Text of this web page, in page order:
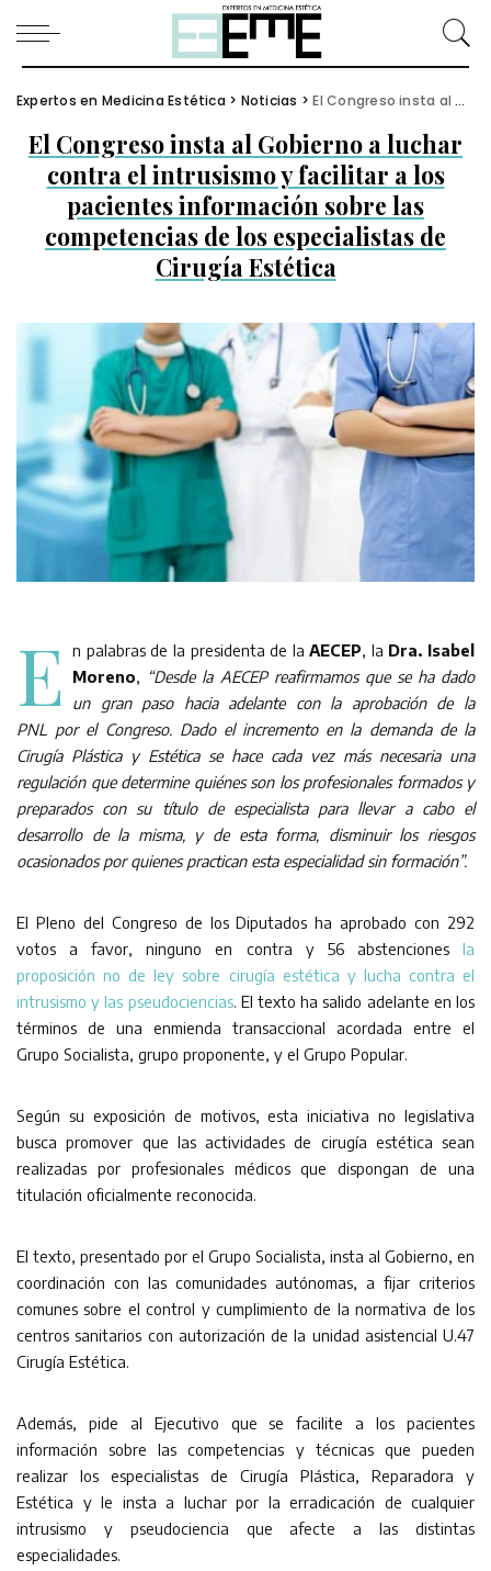
Expertos en Medicina Estética > Noticias >El Congreso insta al Gobierno a luchar contra el intrusismo y facilitar a los pacientes información sobre las competencias de los especialistas de Cirugía Estética
El Congreso insta al Gobierno a luchar
contra el intrusismo y facilitar a los
pacientes información sobre las
competencias de los especialistas de
Cirugía Estética
E n palabras de la presidenta de laAECEP, la Dra. Isabel
Moreno, “Desde la AECEP reafirmamos que se ha dado
un gran paso hacia adelante con la aprobación de la
PNL por el Congreso. Dado el incremento en la demanda de la
Cirugía Plástica y Estética se hace cada vez más necesaria una
regulación que determine quiénes son los profesionales formados y
preparados con su título de especialista para llevar a cabo el
desarrollo de la misma, y de esta forma, disminuir los riesgos
ocasionados por quienes practican esta especialidad sin formación”.
El Pleno del Congreso de los Diputados ha aprobado con 292
votos a favor, ninguno en contra y 56 abstencionesla
proposición no de ley sobre cirugía estética y lucha contra el
intrusismo y las pseudociencias. El texto ha salido adelante en los
términos de una enmienda transaccional acordada entre el
Grupo Socialista, grupo proponente, y el Grupo Popular.
Según su exposición de motivos, esta iniciativa no legislativa
busca promover que las actividades de cirugía estética sean
realizadas por profesionales médicos que dispongan de una
titulación oficialmente reconocida.
El texto, presentado por el Grupo Socialista, insta al Gobierno, en
coordinación con las comunidades autónomas, a fijar criterios
comunes sobre el control y cumplimiento de la normativa de los
centros sanitarios con autorización de la unidad asistencial U.47
Cirugía Estética.
Además, pide al Ejecutivo que se facilite a los pacientes
información sobre las competencias y técnicas que pueden
realizar los especialistas de Cirugía Plástica, Reparadora y
Estética y le insta a luchar por la erradicación de cualquier
intrusismo y pseudociencia que afecte a las distintas
especialidades.